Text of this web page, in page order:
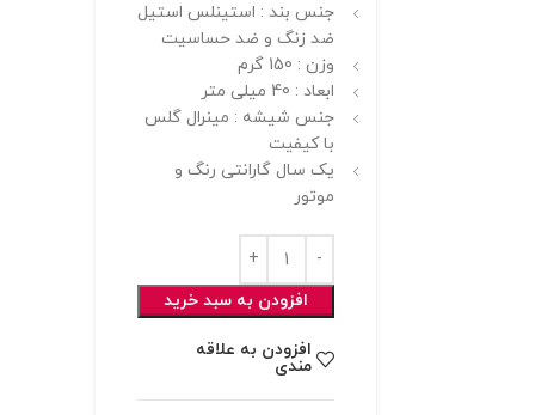
جنس بند : استینلس استیل
ضد زنگ و ضد حساسیت
وزن : 150 گرم
ابعاد : 40 میلی متر
جنس شیشه : مینرال گلس
با کیفیت
یک سال گارانتی رنگ و
موتور
افزودن به سبد خرید
افزودن به علاقه
مندی